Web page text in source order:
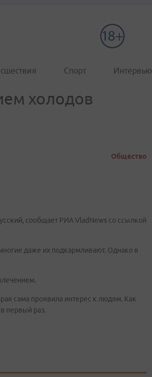
Спорт Интервью
холодов
Общество
сообщает РИА VladNews со ссылкой
даже их подкармливают. Однако в
сама проявила интерес к людям. Как
первый раз.